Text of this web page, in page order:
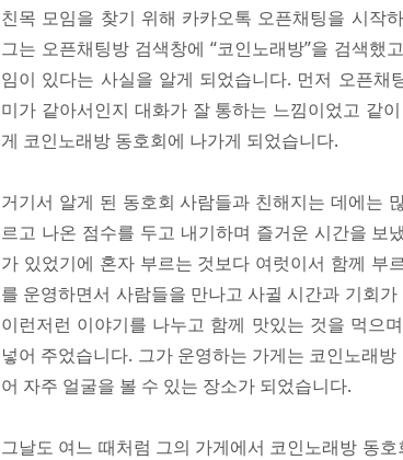
친목 모임을 찾기 위해 카카오톡 오픈채팅을 시작
그는 오픈채팅방 검색창에 “코인노래방”을 검색
임이 있다는 사실을 알게 되었습니다. 먼저 오픈
미가 같아서인지 대화가 잘 통하는 느낌이었고 같
게 코인노래방 동호회에 나가게 되었습니다.
거기서 알게 된 동호회 사람들과 친해지는 데에는
르고 나온 점수를 두고 내기하며 즐거운 시간을 보
가 있었기에 혼자 부르는 것보다 여럿이서 함께 부
를 운영하면서 사람들을 만나고 사귈 시간과 기회
이런저런 이야기를 나누고 함께 맛있는 것을 먹으
넣어 주었습니다. 그가 운영하는 가게는 코인노래
어 자주 얼굴을 볼 수 있는 장소가 되었습니다.
그날도 여느 때처럼 그의 가게에서 코인노래방 동